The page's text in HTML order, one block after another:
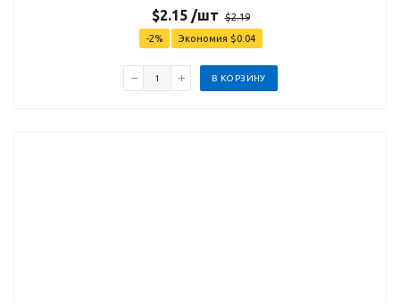
$2.15 /шт $2.19
-2% Экономия $0.04
В КОРЗИНУ